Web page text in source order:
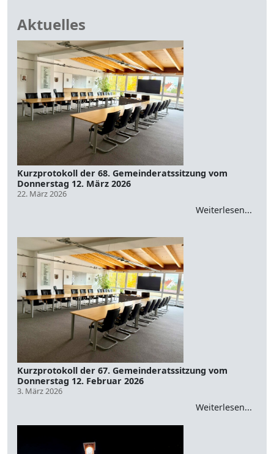
Aktuelles
Kurzprotokoll der 68. Gemeinderatssitzung vom
Donnerstag 12. März 2026
22. März 2026
Weiterlesen...
Kurzprotokoll der 67. Gemeinderatssitzung vom
Donnerstag 12. Februar 2026
3. März 2026
Weiterlesen...